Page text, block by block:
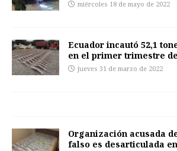
miércoles 18 de mayo de 2022
Ecuador incautó 52,1
en el primer trimestre
jueves 31 de marzo de 2022
Organización acusada
falso es desarticulada